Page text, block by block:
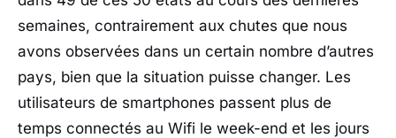
semaines, contrairement aux chutes que nous
avons observées dans un certain nombre d’autres
pays, bien que la situation puisse changer. Les
utilisateurs de smartphones passent plus de
temps connectés au Wifi le week-end et les jours